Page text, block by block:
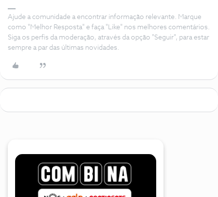
Ajude a comunidade a encontrar informação relevante. Marque
como "Melhor Resposta" e faça "Like" nos melhores comentários.
Siga os perfis da moderação, através da opção "Seguir", para estar
sempre a par das últimas novidades.